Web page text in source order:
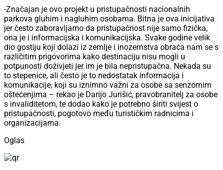
-Značajan je ovo projekt u pristupačnosti nacionalnih
parkova gluhim i nagluhim osobama. Bitna je ova inicijativa
jer često zaboravljamo da pristupačnost nije samo fizička,
ona je i informacijska i komunikacijska. Svake godine velik
dio gostiju koji dolazi iz zemlje i inozemstva obraća nam se s
različitim prigovorima kako destinaciju nisu mogli u
potpunosti doživjeti jer im je bila nepristupačna. Nekada su
to stepenice, ali često je to nedostatak informacija i
komunikacije, koji su iznimno važni za osobe sa senzornim
oštećenjima – rekao je Darijo Jurišić, pravobranitelj za osobe
s invaliditetom, te dodao kako je potrebno širiti svijest o
pristupačnosti, pogotovo među turističkim radnicima i
organizacijama.
Oglas